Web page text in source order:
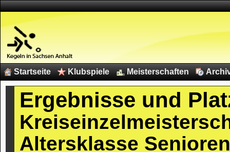
Startseite Klubspiele Meisterschaften
Ergebnisse und
Altersklasse